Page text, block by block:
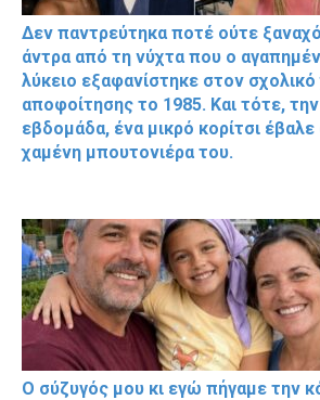
Δεν παντρεύτηκα ποτέ ούτε
άντρα από τη νύχτα που ο
λύκειο εξαφανίστηκε στον
αποφοίτησης το 1985. Και τότε,
εβδομάδα, ένα μικρό κορίτσι
χαμένη μπουτονιέρα του.
Ο σύζυγός μου κι εγώ πήγαμε την